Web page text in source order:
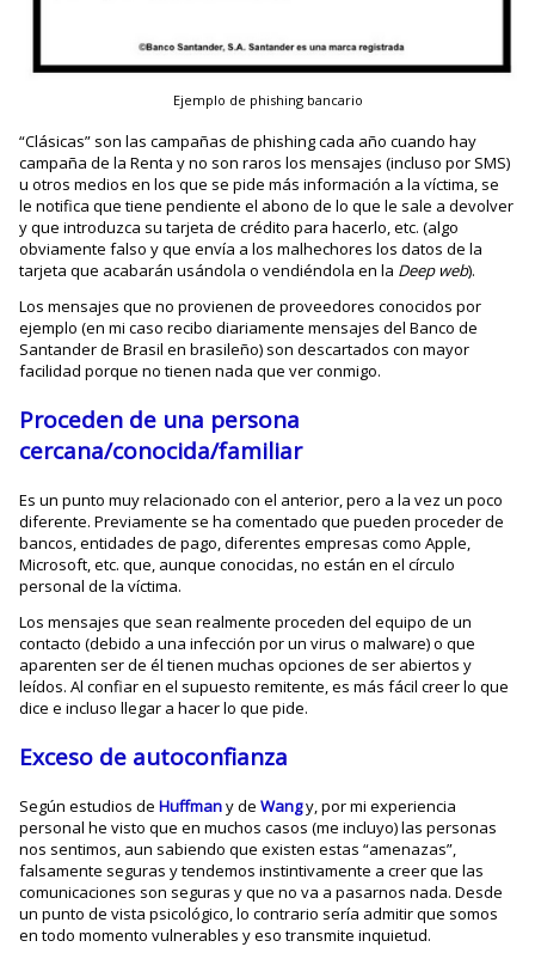
Ejemplo de phishing bancario
“Clásicas” son las campañas de phishing cada año cuando hay
campaña de la Renta y no son raros los mensajes (incluso por SMS)
u otros medios en los que se pide más información a la víctima, se
le notifica que tiene pendiente el abono de lo que le sale a devolver
y que introduzca su tarjeta de crédito para hacerlo, etc. (algo
obviamente falso y que envía a los malhechores los datos de la
tarjeta que acabarán usándola o vendiéndola en la Deep web).
Los mensajes que no provienen de proveedores conocidos por
ejemplo (en mi caso recibo diariamente mensajes del Banco de
Santander de Brasil en brasileño) son descartados con mayor
facilidad porque no tienen nada que ver conmigo.
Proceden de una persona
cercana/conocida/familiar
Es un punto muy relacionado con el anterior, pero a la vez un poco
diferente. Previamente se ha comentado que pueden proceder de
bancos, entidades de pago, diferentes empresas como Apple,
Microsoft, etc. que, aunque conocidas, no están en el círculo
personal de la víctima.
Los mensajes que sean realmente proceden del equipo de un
contacto (debido a una infección por un virus o malware) o que
aparenten ser de él tienen muchas opciones de ser abiertos y
leídos. Al confiar en el supuesto remitente, es más fácil creer lo que
dice e incluso llegar a hacer lo que pide.
Exceso de autoconfianza
Según estudios deHuffmany deWangy, por mi experiencia
personal he visto que en muchos casos (me incluyo) las personas
nos sentimos, aun sabiendo que existen estas “amenazas”,
falsamente seguras y tendemos instintivamente a creer que las
comunicaciones son seguras y que no va a pasarnos nada. Desde
un punto de vista psicológico, lo contrario sería admitir que somos
en todo momento vulnerables y eso transmite inquietud.